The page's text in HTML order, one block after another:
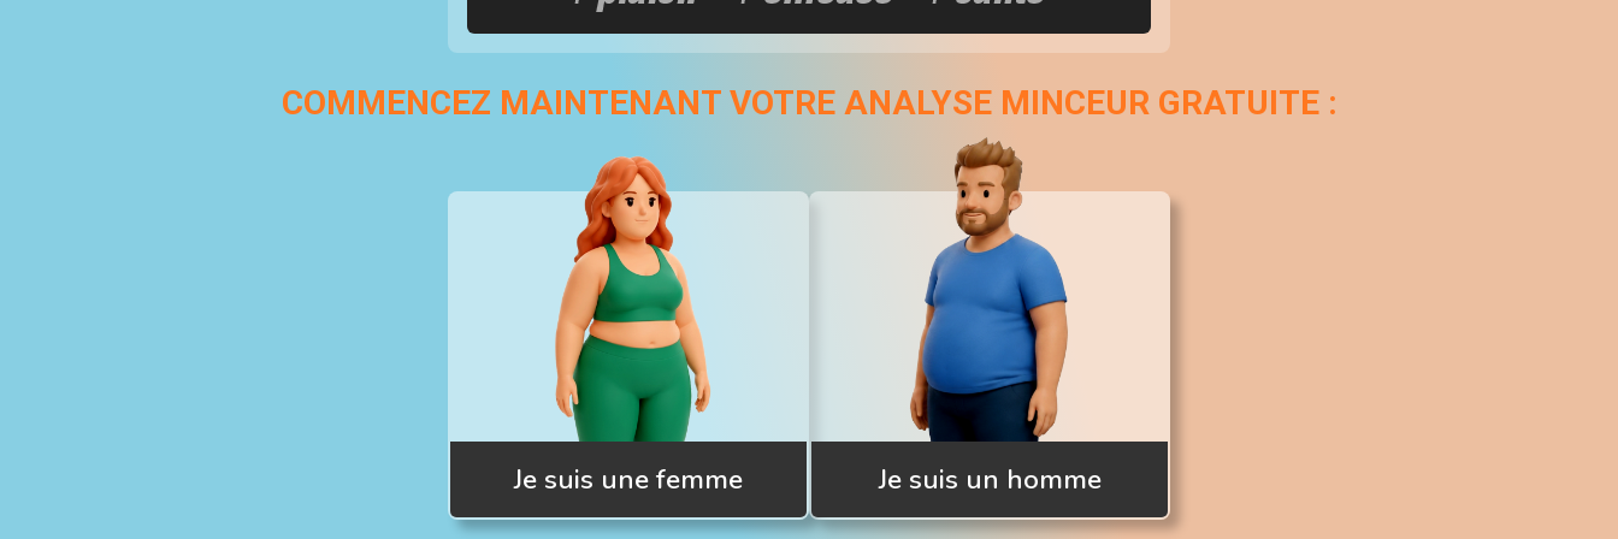
COMMENCEZ MAINTENANT VOTRE ANALYSE MINCEUR GRATUITE :
Je suis une femme Je suis un homme